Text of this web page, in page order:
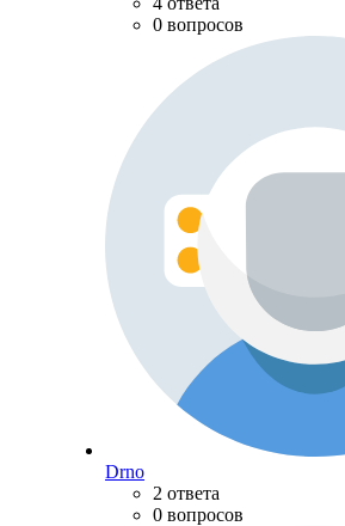
0 вопросов
Drno
2 ответа
0 вопросов